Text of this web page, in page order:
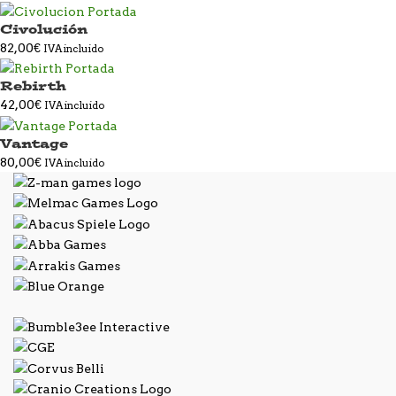
Civolución
82,00€ IVA incluido
Rebirth
42,00€ IVA incluido
Vantage
80,00€ IVA incluido